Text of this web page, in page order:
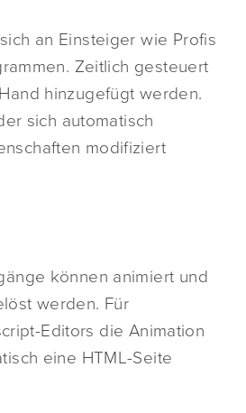
an Einsteiger wie Profis
Zeitlich gesteuert
hinzugefügt werden.
sich automatisch
modifiziert
können animiert und
werden. Für
Editors die Animation
eine HTML-Seite